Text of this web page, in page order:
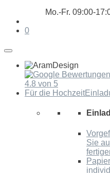
Mo.-Fr. 09:00-
0
4.8 von 5
Für die Hochzeit
Sie